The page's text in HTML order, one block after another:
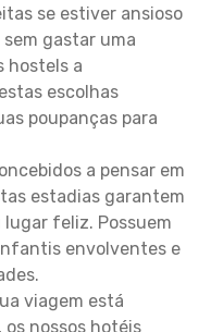
se estiver ansioso
gastar uma
hostels a
escolhas
poupanças para
a pensar em
estadias garantem
feliz. Possuem
envolventes e
viagem está
nossos hotéis